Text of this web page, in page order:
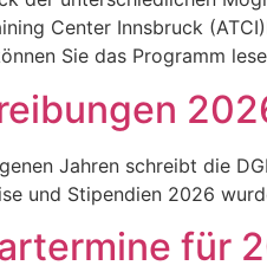
Center Innsbruck
Sie das Programm
Jahren schreibt die
und Stipendien 2026
für